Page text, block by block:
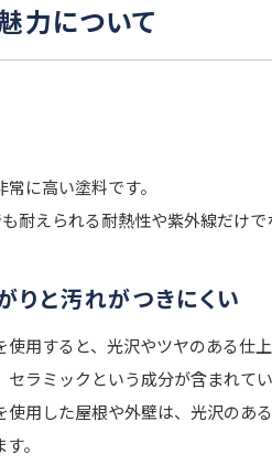
力について
に高い塗料です。
耐えられる耐熱性や紫外線だけで
りと汚れがつきにくい
用すると、光沢やツヤのある仕上
セラミックという成分が含まれて
使用した屋根や外壁は、光沢のあ
。